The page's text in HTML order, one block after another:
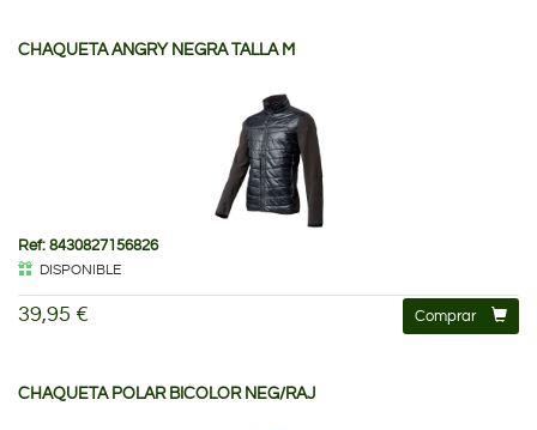
CHAQUETA ANGRY NEGRA TALLA M
Ref: 8430827156826
DISPONIBLE
39,95 € Comprar
CHAQUETA POLAR BICOLOR NEG/RAJ